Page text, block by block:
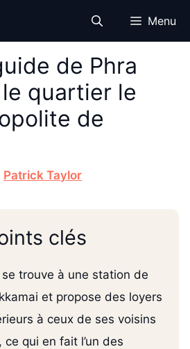
Menu
de Phra
quartier le
de
Patrick Taylor
clés
se trouve à une station de
et propose des loyers
à ceux de ses voisins
qui en fait l’un des